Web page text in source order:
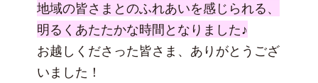
地域の皆さまとのふれあいを感じられる、
明るくあたたかな時間となりました♪
お越しくださった皆さま、ありがとうござ
いました！